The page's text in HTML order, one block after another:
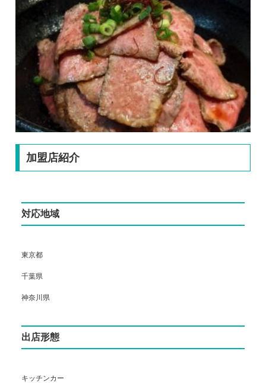
加盟店紹介
対応地域
東京都
千葉県
神奈川県
出店形態
キッチンカー